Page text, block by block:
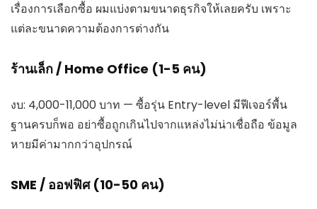
เรื่องการเลือกซื้อ ผมแบ่งตามขนาดธุรกิจให้เลยครับ เพราะ
แต่ละขนาดความต้องการต่างกัน
ร้านเล็ก / Home Office (1-5 คน)
งบ: 4,000-11,000 บาท — ซื้อรุ่น Entry-level มีฟีเจอร์พื้น
ฐานครบก็พอ อย่าซื้อถูกเกินไปจากแหล่งไม่น่าเชื่อถือ ข้อมูล
หายมีค่ามากกว่าอุปกรณ์
SME / ออฟฟิศ (10-50 คน)